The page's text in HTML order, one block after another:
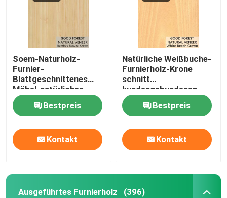
Soem-Naturholz-
Furnier-
Blattgeschnittenes
Möbel-natürliches
Bambusdrehfurnier-
blatt
Bestpreis
Kontakt
Natürliche Weißbuche-
Furnierholz-Krone
schnitt
kundengebundenen
Service
Bestpreis
Kontakt
Ausgeführtes Furnierholz (396)